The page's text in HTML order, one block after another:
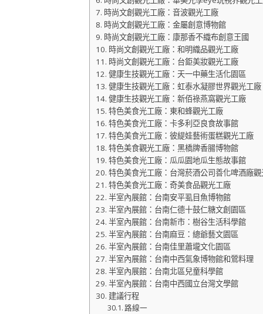
時尚文創觀光工廠：音波觀光工廠
時尚文創觀光工廠：金屬創意博物館
時尚文創觀光工廠：康那香不織布創意王國
時尚文創觀光工廠：和明織品觀光工廠
時尚文創觀光工廠：台鉅美妝觀光工廠
健康生技觀光工廠：天一中藥生活化園區
健康生技觀光工廠：虹泰水凝膠世界觀光工廠
健康生技觀光工廠：新佰祿燕窩觀光工廠
特色美食光工廠：東和蜂觀光工廠
特色美食光工廠：卡多利亞良食故事館
特色美食光工廠：彼緹娃藝術蛋糕觀光工廠
特色美食觀光工廠：黑橋牌香腸博物館
特色美食光工廠：瓜瓜園地瓜生態故事館
特色美食光工廠：台灣菸酒公司善化啤酒廠
特色美食光工廠：奇美食品觀光工廠
半室內展館：台南安平虱目魚博物館
半室內展館：台南仁德十鼓仁糖文創園區
半室內展館：台南新市：樹谷生活科學館
半室內展館：台南麻豆：總爺藝文園區
半室內展館：台南佳里蕭壠文化園區
半室內展館：台南中西氣象博物館和鶯料理
半室內展館：台南北區兒童科學館
半室內展館：台南中西國立台灣文學館
建議行程
路線一